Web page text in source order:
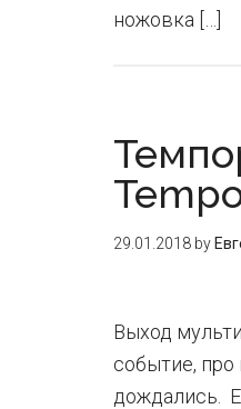
ножовка […]
29.01.2018 by
Выход
событие,
дождались.